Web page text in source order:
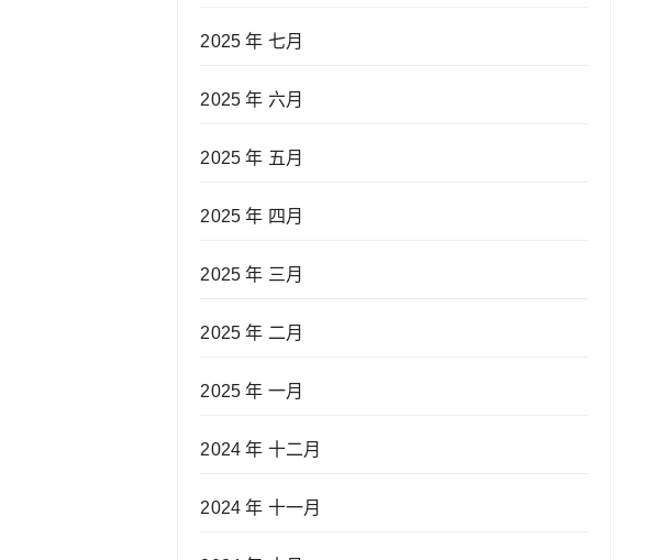
2025 年 七月
2025 年 六月
2025 年 五月
2025 年 四月
2025 年 三月
2025 年 二月
2025 年 一月
2024 年 十二月
2024 年 十一月